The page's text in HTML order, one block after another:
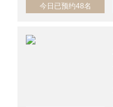
今日已预约48名